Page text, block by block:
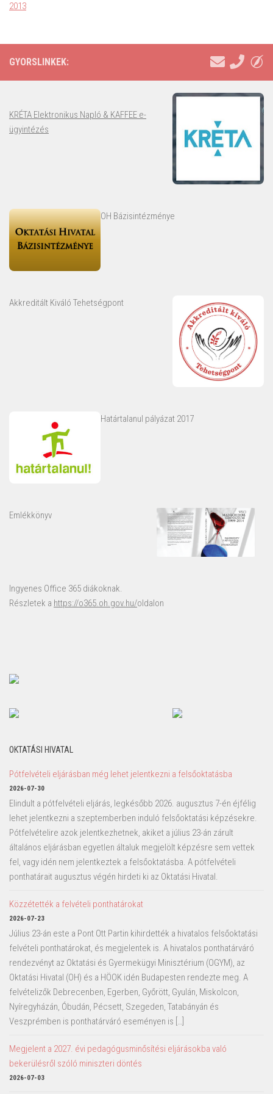
2013
GYORSLINKEK:
KRÉTA Elektronikus Napló & KAFFEE e-
ügyintézés
OH Bázisintézménye
Akkreditált Kiváló Tehetségpont
Határtalanul pályázat 2017
Emlékkönyv
Ingyenes Office 365 diákoknak.
Részletek a https://o365.oh.gov.hu/oldalon
OKTATÁSI HIVATAL
Pótfelvételi eljárásban még lehet jelentkezni a felsőoktatásba
2026-07-30
Elindult a pótfelvételi eljárás, legkésőbb 2026. augusztus 7-én éjfélig
lehet jelentkezni a szeptemberben induló felsőoktatási képzésekre.
Pótfelvételire azok jelentkezhetnek, akiket a július 23-án zárult
általános eljárásban egyetlen általuk megjelölt képzésre sem vettek
fel, vagy idén nem jelentkeztek a felsőoktatásba. A pótfelvételi
ponthatárait augusztus végén hirdeti ki az Oktatási Hivatal.
Közzétették a felvételi ponthatárokat
2026-07-23
Július 23-án este a Pont Ott Partin kihirdették a hivatalos felsőoktatási
felvételi ponthatárokat, és megjelentek is. A hivatalos ponthatárváró
rendezvényt az Oktatási és Gyermekügyi Minisztérium (OGYM), az
Oktatási Hivatal (OH) és a HÖOK idén Budapesten rendezte meg. A
felvételizők Debrecenben, Egerben, Győrött, Gyulán, Miskolcon,
Nyíregyházán, Óbudán, Pécsett, Szegeden, Tatabányán és
Veszprémben is ponthatárváró eseményen is […]
Megjelent a 2027. évi pedagógusminősítési eljárásokba való
bekerülésről szóló miniszteri döntés
2026-07-03